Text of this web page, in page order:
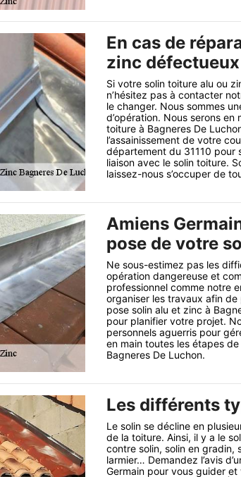
En cas de
zinc
Si votre solin toiture alu ou
n’hésitez pas à contacter
le changer. Nous sommes
d’opération. Nous serons
toiture à Bagneres De
l’assainissement de votre
département du 31110 pour
liaison avec le solin toiture.
laissez-nous s’occuper de
Amiens
pose de votre
Ne sous-estimez pas les
opération dangereuse et
professionnel comme notre
organiser les travaux afin
pose solin alu et zinc à
pour planifier votre projet.
personnels aguerris pour
en main toutes les étapes
Bagneres De Luchon.
Les différents
Le solin se décline en
de la toiture. Ainsi, il y a le
contre solin, solin en gradin,
larmier… Demandez l’avis
Germain pour vous guider